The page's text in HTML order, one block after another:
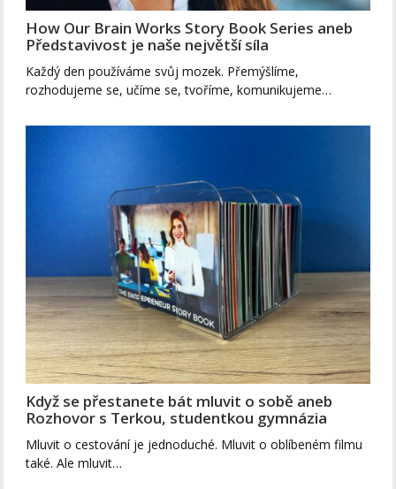
How Our Brain Works Story Book Series aneb
Představivost je naše největší síla
Každý den používáme svůj mozek. Přemýšlíme,
rozhodujeme se, učíme se, tvoříme, komunikujeme…
Když se přestanete bát mluvit o sobě aneb
Rozhovor s Terkou, studentkou gymnázia
Mluvit o cestování je jednoduché. Mluvit o oblíbeném filmu
také. Ale mluvit…